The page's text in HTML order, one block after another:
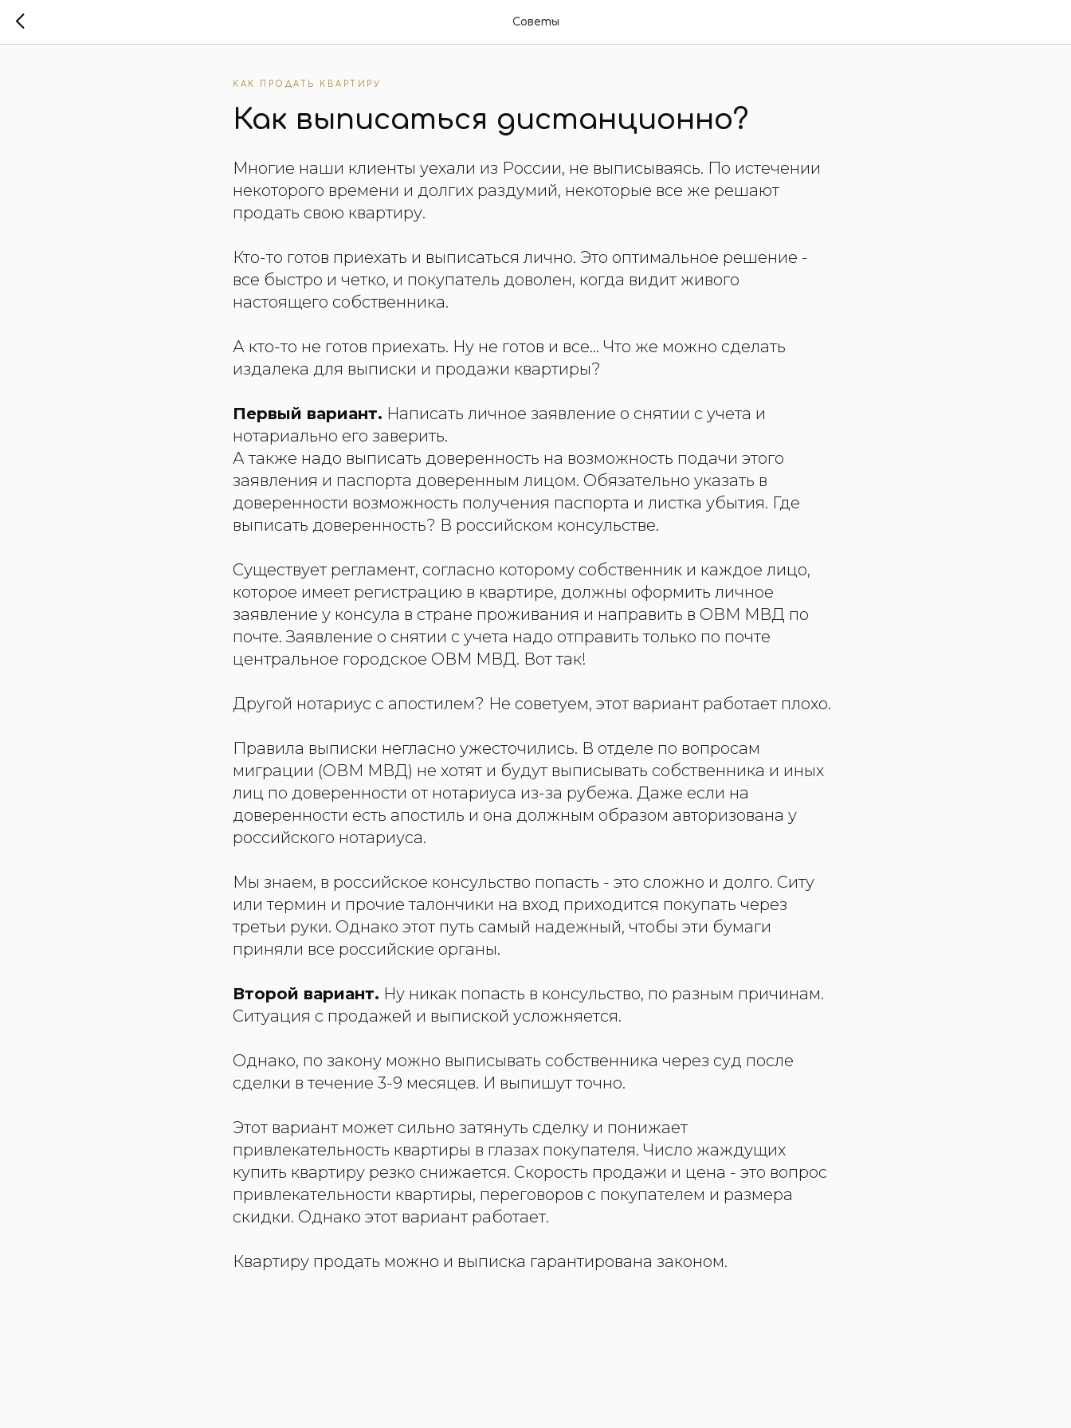
Советы
КАК ПРОДАТЬ КВАРТИРУ
Как выписаться дистанционно?
Многие наши клиенты уехали из России, не выписываясь. По истечении
некоторого времени и долгих раздумий, некоторые все же решают
продать свою квартиру.
Кто-то готов приехать и выписаться лично. Это оптимальное решение -
все быстро и четко, и покупатель доволен, когда видит живого
настоящего собственника.
А кто-то не готов приехать. Ну не готов и все... Что же можно сделать
издалека для выписки и продажи квартиры?
Первый вариант. Написать личное заявление о снятии с учета и
нотариально его заверить.
А также надо выписать доверенность на возможность подачи этого
заявления и паспорта доверенным лицом. Обязательно указать в
доверенности возможность получения паспорта и листка убытия. Где
выписать доверенность? В российском консульстве.
Существует регламент, согласно которому собственник и каждое лицо,
которое имеет регистрацию в квартире, должны оформить личное
заявление у консула в стране проживания и направить в ОВМ МВД по
почте. Заявление о снятии с учета надо отправить только по почте
центральное городское ОВМ МВД. Вот так!
Другой нотариус с апостилем? Не советуем, этот вариант работает плохо.
Правила выписки негласно ужесточились. В отделе по вопросам
миграции (ОВМ МВД) не хотят и будут выписывать собственника и иных
лиц по доверенности от нотариуса из-за рубежа. Даже если на
доверенности есть апостиль и она должным образом авторизована у
российского нотариуса.
Мы знаем, в российское консульство попасть - это сложно и долго. Ситу
или термин и прочие талончики на вход приходится покупать через
третьи руки. Однако этот путь самый надежный, чтобы эти бумаги
приняли все российские органы.
Второй вариант. Ну никак попасть в консульство, по разным причинам.
Ситуация с продажей и выпиской усложняется.
Однако, по закону можно выписывать собственника через суд после
сделки в течение 3-9 месяцев. И выпишут точно.
Этот вариант может сильно затянуть сделку и понижает
привлекательность квартиры в глазах покупателя. Число жаждущих
купить квартиру резко снижается. Скорость продажи и цена - это вопрос
привлекательности квартиры, переговоров с покупателем и размера
скидки. Однако этот вариант работает.
Квартиру продать можно и выписка гарантирована законом.